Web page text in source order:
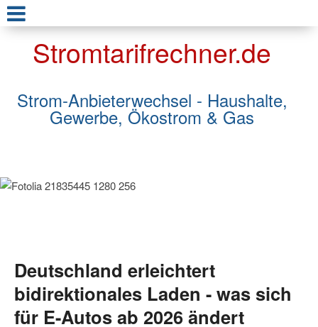
Stromtarifrechner.de
Strom-Anbieterwechsel - Haushalte,
Gewerbe, Ökostrom & Gas
Deutschland erleichtert
bidirektionales Laden - was sich
für E-Autos ab 2026 ändert